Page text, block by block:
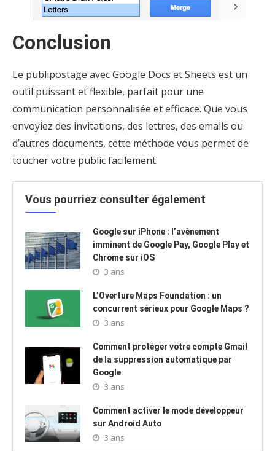
Conclusion
Le publipostage avec Google Docs et Sheets est un
outil puissant et flexible, parfait pour une
communication personnalisée et efficace. Que vous
envoyiez des invitations, des lettres, des emails ou
d’autres documents, cette méthode vous permet de
toucher votre public facilement.
Vous pourriez consulter également
Google sur iPhone : l’avènement
imminent de Google Pay, Google Play et
Chrome sur iOS
3 ans
L’Overture Maps Foundation : un
concurrent sérieux pour Google Maps ?
3 ans
Comment protéger votre compte Gmail
de la suppression automatique par
Google
3 ans
Comment activer le mode développeur
sur Android Auto
3 ans